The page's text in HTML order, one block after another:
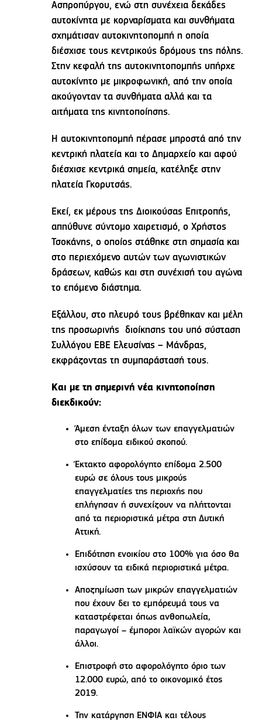
Ασπροπύργου, ενώ στη συνέχεια δεκάδες
αυτοκίνητα με κορναρίσματα και συνθήματα
σχημάτισαν αυτοκινητοπομπή η οποία
διέσχισε τους κεντρικούς δρόμους της πόλης.
Στην κεφαλή της αυτοκινητοπομπής υπήρχε
αυτοκίνητο με μικροφωνική, από την οποία
ακούγονταν τα συνθήματα αλλά και τα
αιτήματα της κινητοποίησης.
Η αυτοκινητοπομπή πέρασε μπροστά από την
κεντρική πλατεία και το Δημαρχείο και αφού
διέσχισε κεντρικά σημεία, κατέληξε στην
πλατεία Γκορυτσάς.
Εκεί, εκ μέρους της Διοικούσας Επιτροπής,
απηύθυνε σύντομο χαιρετισμό, ο Χρήστος
Τσοκάνης, ο οποίος στάθηκε στη σημασία και
στο περιεχόμενο αυτών των αγωνιστικών
δράσεων, καθώς και στη συνέχισή του αγώνα
το επόμενο διάστημα.
Εξάλλου, στο πλευρό τους βρέθηκαν και μέλη
της προσωρινής διοίκησης του υπό σύσταση
Συλλόγου ΕΒΕ Ελευσίνας – Μάνδρας,
εκφράζοντας τη συμπαράστασή τους.
Και με τη σημερινή νέα κινητοποίηση
διεκδικούν:
Άμεση ένταξη όλων των επαγγελματιών
στο επίδομα ειδικού σκοπού.
Έκτακτο αφορολόγητο επίδομα 2.500
ευρώ σε όλους τους μικρούς
επαγγελματίες της περιοχής που
επλήγησαν ή συνεχίζουν να πλήττονται
από τα περιοριστικά μέτρα στη Δυτική
Αττική.
Επιδότηση ενοικίου στο 100% για όσο θα
ισχύσουν τα ειδικά περιοριστικά μέτρα.
Αποζημίωση των μικρών επαγγελματιών
που έχουν δει το εμπόρευμά τους να
καταστρέφεται όπως ανθοπωλεία,
παραγωγοί – έμποροι λαϊκών αγορών και
άλλοι.
Επιστροφή στο αφορολόγητο όριο των
12.000 ευρώ, από το οικονομικό έτος
2019.
Την κατάργηση ΕΝΦΙΑ και τέλους